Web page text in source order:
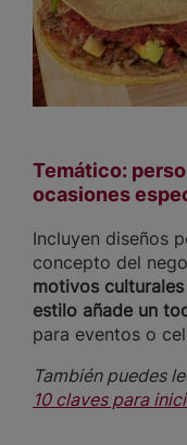
Temático:
ocasiones
Incluyen diseños
concepto del
motivos
estilo añade un
para eventos o
También puedes
10 claves para